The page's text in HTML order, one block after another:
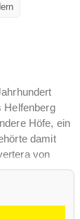
Helfenberg
Höfe, ein
damit
von